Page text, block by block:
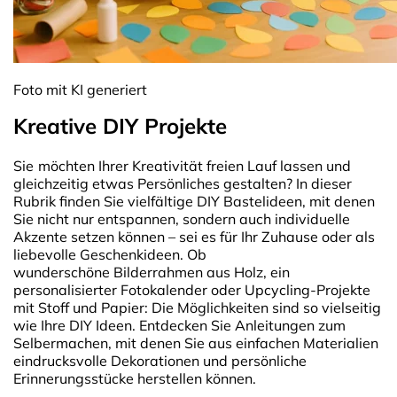
Foto mit KI generiert
Kreative DIY Projekte
Sie möchten Ihrer Kreativität freien Lauf lassen und
gleichzeitig etwas Persönliches gestalten? In dieser
Rubrik finden Sie vielfältige DIY Bastelideen, mit denen
Sie nicht nur entspannen, sondern auch individuelle
Akzente setzen können – sei es für Ihr Zuhause oder als
liebevolle Geschenkideen. Ob
wunderschöne Bilderrahmen aus Holz, ein
personalisierter Fotokalender oder Upcycling-Projekte
mit Stoff und Papier: Die Möglichkeiten sind so vielseitig
wie Ihre DIY Ideen. Entdecken Sie Anleitungen zum
Selbermachen, mit denen Sie aus einfachen Materialien
eindrucksvolle Dekorationen und persönliche
Erinnerungsstücke herstellen können.